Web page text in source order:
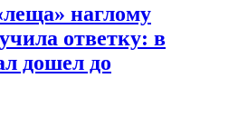
наглому
ответку: в
дошел до